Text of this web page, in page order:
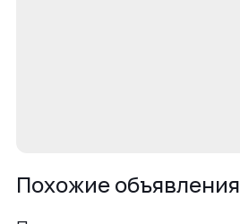
Похожие объявления